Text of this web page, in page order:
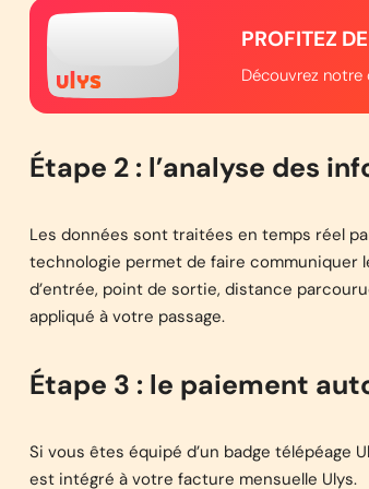
PROFITEZ
Découvrez notre
Étape 2 : l’analyse des
Les données sont traitées en temps réel
technologie permet de faire
d’entrée, point de sortie, distance
appliqué à votre passage.
Étape 3 : le paiement
Si vous êtes équipé d’un badge télépéage
est intégré à votre facture mensuelle Ulys.